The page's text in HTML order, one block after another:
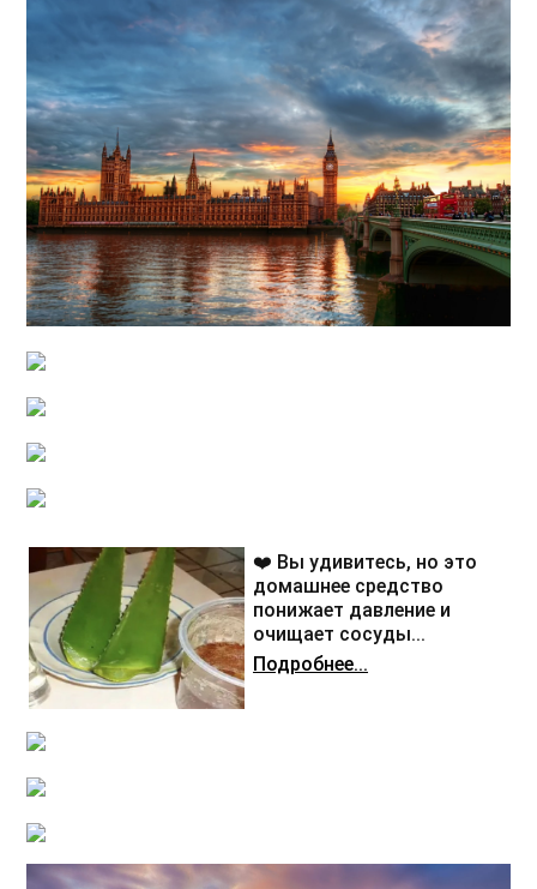
❤️ Вы удивитесь, но это
домашнее средство
понижает давление и
очищает сосуды...
Подробнее...